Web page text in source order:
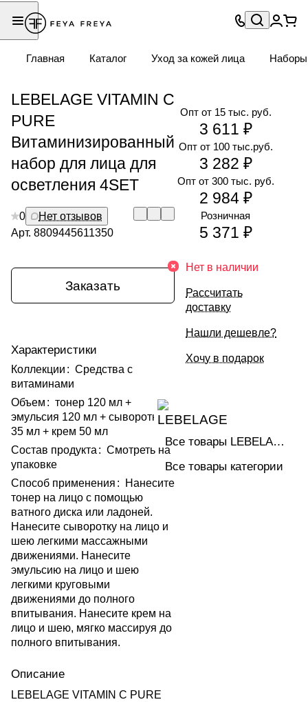
Главная Каталог Уход за кожей лица Наборы
LEBELAGE VITAMIN C
PURE
Витаминизированный
набор для лица для
осветления 4SET
0
Нет отзывов
Арт. 8809445611350
Заказать
Характеристики
Коллекции : Средства с
витаминами
Объем : тонер 120 мл +
эмульсия 120 мл + сыворотка
35 мл + крем 50 мл
Состав продукта : Смотреть на
упаковке
Способ применения :
Нанесите
тонер на лицо с помощью
ватного диска или ладоней.
Нанесите сыворотку на лицо и
шею легкими массажными
движениями. Нанесите
эмульсию на лицо и шею
легкими круговыми
движениями до полного
впитывания. Нанесите крем на
лицо и шею, мягко массируя до
полного впитывания.
Описание
LEBELAGE VITAMIN C PURE
Опт от 300 тыс. руб.
2 984 ₽
Опт от 15 тыс. руб.
3 611 ₽
Опт от 100 тыс.руб.
3 282 ₽
Розничная
5 371 ₽
Нет в наличии
Рассчитать
доставку
Нашли дешевле?
Хочу в подарок
Все товары LEBELAGE
Все товары категории